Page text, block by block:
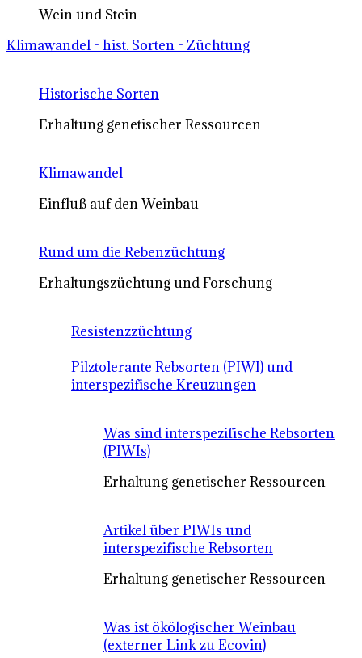
Wein und Stein
Klimawandel - hist. Sorten - Züchtung
Historische Sorten
Erhaltung genetischer Ressourcen
Klimawandel
Einfluß auf den Weinbau
Rund um die Rebenzüchtung
Erhaltungszüchtung und Forschung
Resistenzzüchtung
Pilztolerante Rebsorten (PIWI) und
interspezifische Kreuzungen
Was sind interspezifische Rebsorten
(PIWIs)
Erhaltung genetischer Ressourcen
Artikel über PIWIs und
interspezifische Rebsorten
Erhaltung genetischer Ressourcen
Was ist ökölogischer Weinbau
(externer Link zu Ecovin)